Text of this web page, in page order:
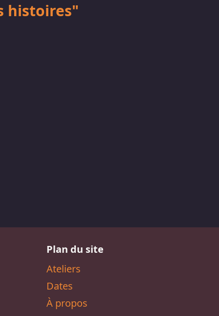
histoires"
Plan du site
Ateliers
Dates
À propos